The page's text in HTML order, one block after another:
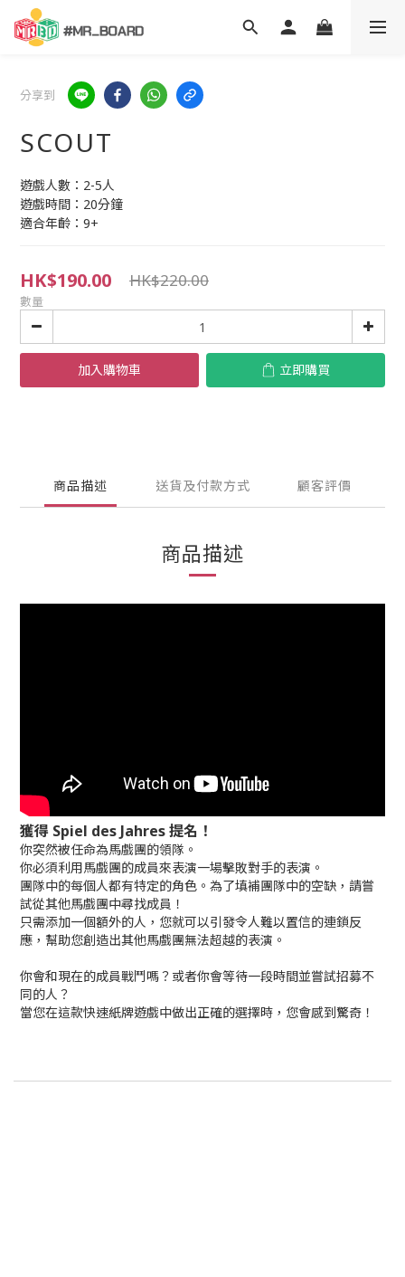
分享到
SCOUT
遊戲人數：2-5人
遊戲時間：20分鐘
適合年齡：9+
HK$190.00 HK$220.00
數量
加入購物車 立即購買
商品描述 送貨及付款方式 顧客評價
商品描述
獲得 Spiel des Jahres 提名！
你突然被任命為馬戲團的領隊。
你必須利用馬戲團的成員來表演一場擊敗對手的表演。
團隊中的每個人都有特定的角色。為了填補團隊中的空缺，請嘗
試從其他馬戲團中尋找成員！
只需添加一個額外的人，您就可以引發令人難以置信的連鎖反
應，幫助您創造出其他馬戲團無法超越的表演。
你會和現在的成員戰鬥嗎？或者你會等待一段時間並嘗試招募不
同的人？
當您在這款快速紙牌遊戲中做出正確的選擇時，您會感到驚奇！